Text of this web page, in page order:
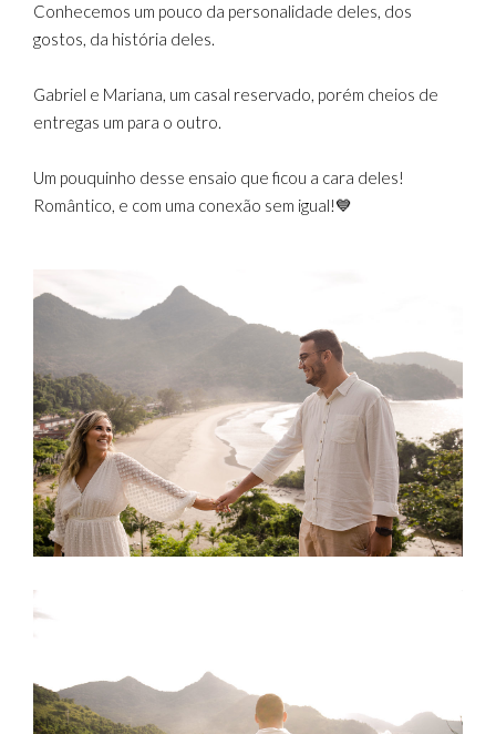
Conhecemos um pouco da personalidade deles, dos
gostos, da história deles.
Gabriel e Mariana, um casal reservado, porém cheios de
entregas um para o outro.
Um pouquinho desse ensaio que ficou a cara deles!
Romântico, e com uma conexão sem igual!💙